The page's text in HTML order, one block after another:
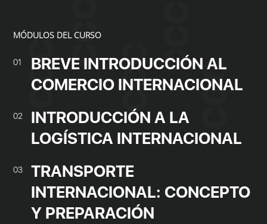
MÓDULOS DEL CURSO
01
BREVE INTRODUCCIÓN AL
COMERCIO INTERNACIONAL
02
INTRODUCCIÓN A LA
LOGÍSTICA INTERNACIONAL
03
TRANSPORTE
INTERNACIONAL: CONCEPTO
Y PREPARACIÓN